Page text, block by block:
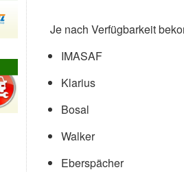
Je nach Verfügbarkeit
IMASAF
Klarius
Bosal
Walker
Eberspächer